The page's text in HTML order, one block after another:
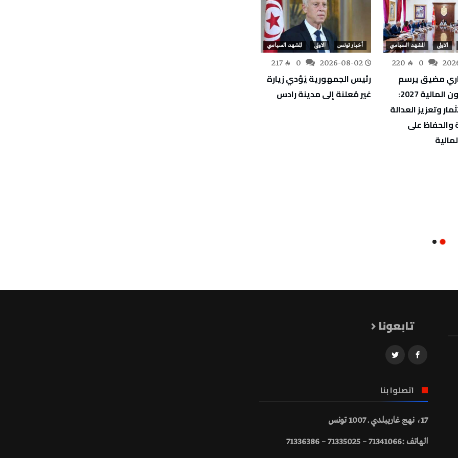
الاولى المشهد السياسي
220
مضيق يرسم
ملامح قانون المالية 2027:
وتعزيز العدالة
والحفاظ على
أخبار تونس الاولى المشهد السياسي
2026-08-02
217
رئيس الجمهورية يُؤدي زيارة
غير مُعلنة إلى مدينة رادس
تابعونا
اتصلوا بنا
17، نهج غاريبلدي ـ 1007 تونس
الهاتف :71341066 – 71335025 – 71336386